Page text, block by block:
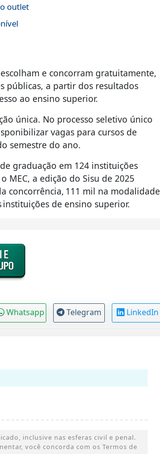
outlet
e concorram gratuitamente,
públicas, a partir dos resultados
ao ensino superior.
única. No processo seletivo único
vagas para cursos de
semestre do ano.
graduação em 124 instituições
MEC, a edição do Sisu de 2025
concorrência, 111 mil na modalidade
de ensino superior.
Whatsapp Telegram LinkedIn
inclusive nas esferas civil e penal.
você concorda com os Termos de